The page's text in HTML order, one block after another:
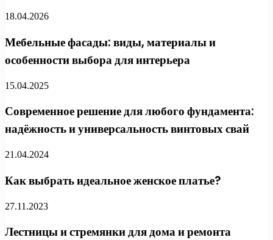
18.04.2026
Мебельные фасады: виды, материалы и
особенности выбора для интерьера
15.04.2025
Современное решение для любого фундамента:
надёжность и универсальность винтовых свай
21.04.2024
Как выбрать идеальное женское платье?
27.11.2023
Лестницы и стремянки для дома и ремонта